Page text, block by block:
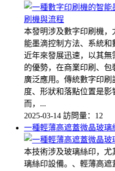
本發明涉及數字印刷機
能墨滴控制方法、系統
近年來發展迅速，以其
的優勢，在商業印刷、
廣泛應用。傳統數字印
度、形狀和落點位置是
而，...
2025-03-14 訪問量：12
一種輕薄高遮蓋微晶玻璃
本技術涉及玻璃絲印，
璃絲印設備。、輕薄高遮